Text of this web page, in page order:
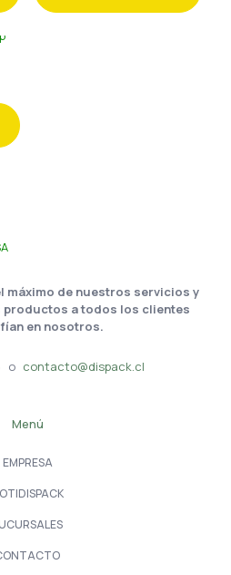
máximo de nuestros servicios y
a todos los clientes
en nosotros.
o contacto@dispack.cl
Menú
EMPRESA